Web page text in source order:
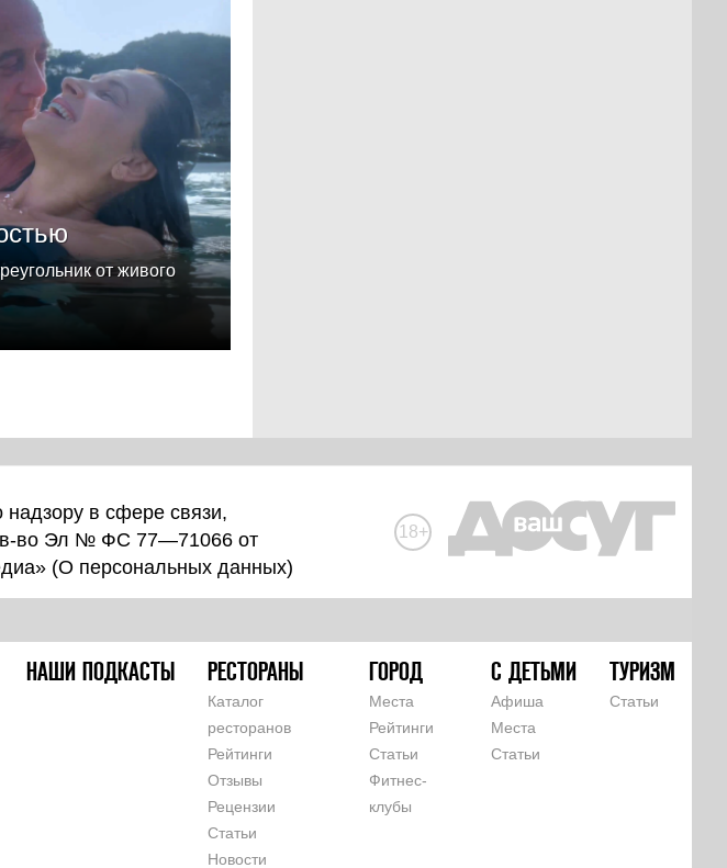
от живого
в сфере связи,
во Эл № ФС 77—71066 от
(О персональных данных)
18+
НАШИ ПОДКАСТЫ РЕСТОРАНЫ
Каталог
ресторанов
Рейтинги
Отзывы
Рецензии
Статьи
Новости
ГОРОД
Места
Рейтинги
Статьи
Фитнес-
клубы
С ДЕТЬМИ
Афиша
Места
Статьи
ТУРИЗМ
Статьи